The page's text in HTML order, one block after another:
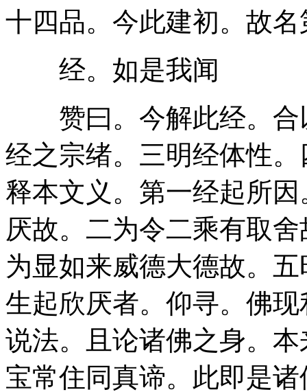
十四品。今此建初。故名
经。如是我闻
赞曰。今解此经。合以六门分别。一经起所因。二经之宗绪。三明经体性。四叙经不同。五科品所从。六释本文义。第一经起所因。略有五种。一为令众生起欣厌故。二为令二乘有取舍故。三为显菩萨内外修故。四为显如来威德大德故。五时众根熟所宜闻故。一为令众生起欣厌者。仰寻。佛现利生。莫过二种。一现身。二说法。且论诸佛之身。本来无二。故涅槃云。若能计三宝常住同真谛。此即是诸佛最胜之上愿。随众所宜闻见。乃分三种。一法身。即离妄之真理。二报身。即会真之实智。三化身。即应物之权质。故佛地经云。自性法受用变化差别转。昔由虚妄所[雨/復]。俗事翳而愚生。今假真法而修。正理明而报起。夫理为觉道之本。显位而号法身。报为圣德之先。修圆而称报体。妙理则中人未了(妙理者。佛性法身。中人者。十地菩萨。十地菩萨。犹未明了佛性法身。故菩萨地云。第十地菩萨。现缘境像。如明眼人隔于轻系而观像论亦言。诸佛法身。唯与诸佛与佛。乃能知之。中人既未了。下人故不知也)。上智亦下愚不知(上智者。佛智报身。下愚者。二乘凡夫。二乘凡夫。未能知佛之真智。故法花云。假使满世间。皆如舍利弗。尽思共度量。不能知佛智。下文未知。中人亦未了)。是以应物器而显化形(分身百亿。化二乘凡夫。化身之妙用)。逗生机而现证觉(现妙大身。化十地菩萨。他受用身之妙用)。自如征空壁彩。洞皎无涯。注水琁光。辉华有极。佛身权实。取譬可明。故下经云。众会瞻仰大牟尼。靡不心生清净信。各见世尊在其前。斯则如来不共相。身既无异。随宜说三。法亦无差。住机成四。如如意珠随求雨宝。犹天帝鼓应念发声。法有四种。一教。二理。三行。四果。法虽万差。不过此四。意解能诠。名之为教。教之所诠。称之为理。随理所修。因之为行。因修所证。号之为果。然此四种。各自无二。任缘有异。并通三乘故。下经言。佛以一音演说法。众生各各随所解。普得受用获其利。斯即如来不共相。此乃教一。任缘通三。亦即法花一雨普润。三乘三草。二圣二木。生长不同。此乃教同而机有异。成三乘法。此经又云佛以一音演说法。或有恐畏或欢喜。或生厌离或断疑。斯则如来不共相。此亦理一。任缘通三。宝性论之河性无差。兔马象三渡之有别。此乃理同而证有异。成三乘义。法花经中。衣裓机案。唯有一门。出处虽殊。离诸灾难。及取牛车之因是等。胜鬘又言。正法住。正法灭。波罗提木叉。毗尼。出家。受具足。此六法为大乘。故诸经论二藏。善盖名住。除障名灭。戒中略本。名波罗提木叉。广律本名毗尼。此乃所学三藏之法。能学之人名出家。受具足二乘。人法合成六处。既言皆为大乘故说。故知小学为成大因。此乃行同而修有异。顿渐别故成三乘业。法花又云。中路说化城息处。故说二。三车初诱。后等赐牛。此乃果同。而设有异。假实别故。成三乘果。故知。所说法性无差。任彼外缘。分成种种。由此经起略有五因。宁知令众生起于欣厌。欣厌有二。一内欣厌。二外欣厌。内欣厌者。厌谓厌生死身。欣谓欣当佛身。方便品云。时无垢称以大方便。现身有疾。以其疾故。国王大臣长者居士。无数千人。皆往问疾。时无垢称。广为说法。言诸仁者。是四大种所合成身。无常无强。无坚无力。朽故速疾。不可保信。为苦所恼。众病之器。多诸过患。变坏之法。诸仁者。如此之身。其聪慧者。所不为怙。乃至广说。诸仁者。于如此身。应生厌离。于如来身。应起欣乐。如来身者。无量善法共所集成。从修无量胜福慧生。从戒定慧解脱解脱智见所生。乃至广说。诸仁者。如来之身。功德如是。汝等皆应发心求证。汝等欲得如是之身。息除一切有情病者。当发阿耨多罗三藐三菩提心。遣厌苦心。断除苦本。令欣佛体。修行佛因。故知。示疾现不思议。欲令众生起内欣厌。又对扬事毕。将赴庵园。佛边大众。皆现金色。知欣厌者。后必果心。外欣厌者。厌谓杂秽王。欣谓欣清净土。此经净土有二。一此圣现。二他圣现。秽土亦二。一众生现。一释迦现。校勘上下说经始终。所依之土。两秽二净。初佛在广严城庵罗园内。为诸四众广说妙法。宝性献盖。赞性佛诸疑。佛现神通。合盖酬问。未明异义国土居常。田告宝性。若欲勤修严净佛土先。应方便严净自心。鹙子承佛威神。忽作是念。若菩萨心净佛土严净者。勿我世尊行菩萨时。心不严净。而土杂秽。佛难喻诘。鹙子未知。持髻广陈其方欲悟。世尊拂众疑。或指按大千。云变妙宝庄严。鹙子始赞希见。宝性五百童子。既证无生。八万四千众生。皆闻兴觉慧。化缘既毕。时会所堪。佛摄神通。世界如故。后佛遣妙吉祥。问无垢称疾对扬事讫。将赴庵园。菩萨行品中。表彼示现难思。庵园欻然广博。迄至说于经。未更无变秽之文。彰厌秽而欣净方。究竟必当严净。初三现秽土。二四变净刹。初我世尊。自变净土。后净名妙德。重隔秽方。故言净土此圣所变。佛净名等。俱此圣故。他圣现者。他圣有二。一香台品中。鹙子念食时。无垢称遂现神通。上方去此。过三十二殑伽沙等诸佛世界。有佛世界。名曰妙香。其中佛号最上香台。彼界一切。皆香所成。都无二乘。唯有清净诸大菩萨。时此大众。皆都观彼佛国界等事。有千众生。皆发菩提之意。十千菩萨。并证无生法忍。二观如来品中。下人不知上位。鹙子心忽疑生。此无垢称。从何来此。佛言。妙喜世界。有无动如来。彼为度此众生而来至此。大众心生渴仰。欲见妙喜功德庄严清净佛土诸菩萨等。时无垢称。断取彼界。置右手掌。如陶家轮。犹花鬘贯。入此界中。示诸大众。虽复彼此二界相杂。各见所居。与本无异。佛告大众。欲得如是庄严佛土。皆当随学无动如来。本所修行。时此土有八十四那庾多数诸人天等。皆发无上正等觉心。愿生彼界。世尊悉记一切当生。此二名为他圣所现。香台无动。俱他圣故。令厌秽土不起恶因。遣欣净方修持净业。由斯变土现不思议。欲令众生起外欣厌。凡夫众生。闻法修学。必以欣厌而为根本。经中。此圣所变净方有二。一释迦自变。二净名妙德欲来预变。化所变净土亦二。一远观妙香。二近瞻妙喜秽土亦二。一众生变。二释迦变。故序品言。告舍利子。我佛国土。常净若此。为欲成熟下劣有情。是故示现无量过失杂秽土耳。譬如三十三天。共宝器食。随业所招。其食有异。如是舍利子。无量有情。生一佛土。随心净秽。所见有异。是故。净者本圣者土。神力令余下劣有情。亦得变净。由此。秽者本是下劣有情之土。圣者随之。亦为秽。此诸身土。有漏无漏。或真或似。准果准圆。准凡准圣。自识异识。所变净秽。如唯识论。并应分别。此圣变净。略有二缘。一拂小疑。二警群意。他圣变净。并为一切如来变秽。但为二乘及凡夫类。非为菩萨。问。何故鹙子生疑。如来自变净土。净名将至。妙德预变宝方。答。拂疑破病。如来自变净方。警动群情。妙德预变严刹。问。妙香净刹。净名何不持来。妙喜宝方。净名摄持于掌。答。妙香须饭。食见而不持来。妙喜现通。令见亦持于掌。神通济利。不一权方。何必并遣持来。齐令俱见。问。佛本济生。利成欣厌。何不亦令见净。而唯暂隔秽方。答。机向熟。而缘须暂令见净。缘不须而未熟。摄秽方。二为令二乘有取舍者。取舍有二。一内取舍。二外取舍。内取舍者。舍谓舍二乘心。取谓取大乘智。障有二种。一烦恼障。二所知障。初障涅槃。后障菩提。声闻断初。已超生死。得涅槃讫。不能断后。未证菩提。不达诸法。故分别心。二乘现有。由此劣法。彼亦成熟无分别智。菩萨所成。由斯胜法。此亦成熟。取舍之道。其义明矣。由此。鹙子宴坐。寂然身心。动现威仪。常居灭定。目连说法。利诸居士。示法离言。乃名真说。饮光乞食。从贫舍富。令等慈悲修行坏执。善现持钵。修行舍卫城。化人其舍理等。乃可取之。满慈谈演。教诸新学。遣授大法。勿以声闻剪剃随佛。决择苦空。何以分别之心。而说实相之法。无灭天眼。明见大千。有无之行双征。而定之见方达。近执出二人之罪。诃令勿扰其心。心垢而罪生。心净垢还灭。执日赞出家之德。诱彼幼童。教舍分别而为无为。是为出家之利。世尊现身有疾。庆喜缘斯乞乳。说佛无漏之身。令舍二乘之见。窃观昔时逢遇。尚劝舍分别之心。况示疾而演大方。不赞授菩萨之智。所以问疾品中。吉祥将往问疾。净名先空其舍。既同十方佛之。亦现空其分别。不思议品中。鹙子希床。诃令为法。后请灯王之座。安处菩萨声闻。广说不可思议。谈非二乘境界。饮光引生盲。自喻不了解之难思。观有情品中。天女散花。声闻便着。鹙子以花不如法。尽其神力去之。天女曰。是花如法。尊者自不如法。花无分别。尊者有之。香台品中。鹙子见日时将至。心思所食。便香台之食。劝舍声闻之意。故摄论云。三种练磨。断除四处。障二乘作意。诸疑离疑心。有分别便迷其境。分别若除。乃冥正理故。有分别者。未契真宗之妙。莫证菩提。无分别者。遂会玄门之极。方成大觉。故知示疾现不思议。欲令二乘起内欣厌。声闻苦身。任运便灭。故内欣厌。唯说智心。分别心灭。妄境乃空。正智既生。其理便现。问。声闻独觉。随往众多。何独鹙子一人。屡有词理之屈。答。声闻巨众。鹙子独高。举首对扬。知余并屈。外欣厌者。厌谓厌离秽土。欣谓欣清净土。佛土有三。一法性土。法身所居。真如之理。二受用土。报身所居。众宝严饰。三变化土。化身所居。净秽不定。至下经文。具广分别。虽复妙德净名。俱变庵园使净。通警时闻大众。何独为化声闻。唯有持髻对申。世尊足按。大千变净。寻复如常。此唯独化声闻。为止鹙子之疑故也。虽亦大众同见。不应独为声闻。鹙子时独生疑。故此俱称为现。即初现净刹。为令二乘有外欣厌。后时所现。并为一切。事既同上。不能具陈。心清净故佛土亦净。心有垢故佛土亦垢。所以上来欣厌取舍。皆言内外。三为显菩萨内外修者。菩萨所修。虽难别举。总而略例。不过二种。一内修。二外修。内修者。内修己身所应成就自利功德。即大智等。而为上首。外修者。外修利他所应成就利他功德。即大悲等。而为上首。成唯识说。虽菩萨所修随其意乐。一切皆通自他利品。济拔众生。即己利故。自所进修。为众生故。而随胜显。六到彼岸诸相好业菩提分等。名自利行。六种神通四种无量四摄事等。名利他行。自利行者。此经序品叹菩萨德中云。诸佛威德常所加持。善护法城。能摄正法。绍三宝种使不绝。乃至广说。诸有所作。亦不唐捐。又宝性问净土相。云何名为严净佛土。世尊告曰。修回向土。是菩萨净土。菩萨得菩提时。其国具足众德庄严。又菩提分品说。诸菩萨虽复行于五无间趣。而无恚恼忿害毒心。又普现一切色身菩萨。问无垢称父母等类。无垢称言。慧度菩萨母。善方便为父。母间真导师。无不由是生。惠度第六。自利德也。方便第七利他德也。又菩萨行品中。上方九百万菩萨。请释迦言。愿赐少法。当还本土。世尊告曰。有诸菩萨解脱法门。名为有尽无尽。汝当修学。有尽者。即是有为有生灭法。言无尽者。则是无为无生灭法。如是一切自利功德。皆是菩萨内所应修。一切皆以智为主故。恐文繁广。自利行中。但举尔所。余皆准知。利他行者。序品叹德中言。以大师子吼声敷演。美音遐振。周遍十方。乃至广说。其见闻者。无不蒙益。后长者子宝性。请问净佛土相。及诸菩萨修